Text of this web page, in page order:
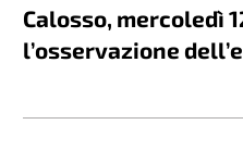
Calosso, mercoledì
l’osservazione